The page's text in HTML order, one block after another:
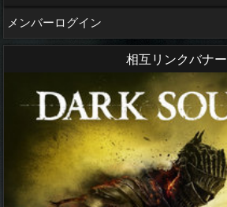
メンバーログイン
相互リンクバナー